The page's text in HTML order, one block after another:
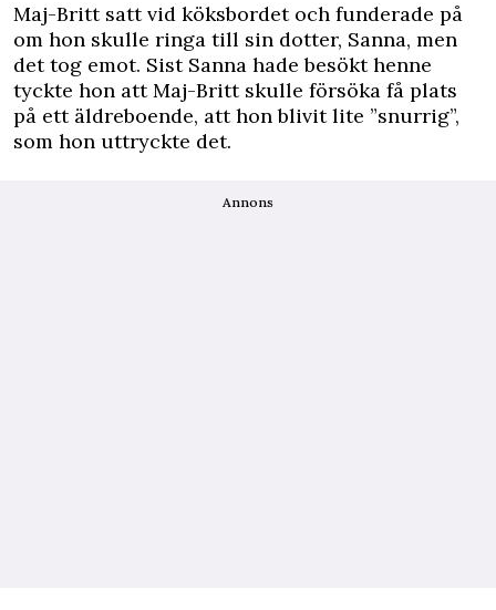
Maj-Britt satt vid köksbordet och funderade på
om hon skulle ringa till sin dotter, Sanna, men
det tog emot. Sist Sanna hade besökt henne
tyckte hon att Maj-Britt skulle försöka få plats
på ett äldreboende, att hon blivit lite ”snurrig”,
som hon uttryckte det.
Annons